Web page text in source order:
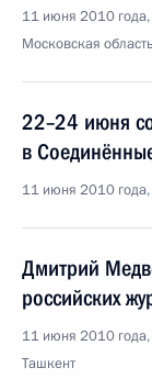
11 июня 2010
Московская
22–24 июня
в
11 июня 2010
Дмитрий
российских
11 июня 2010
Ташкент